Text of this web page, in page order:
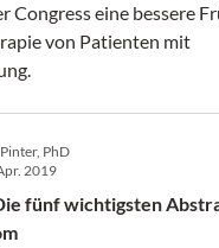
Congress eine bessere
von Patienten mit
PhD
2019
fünf wichtigsten